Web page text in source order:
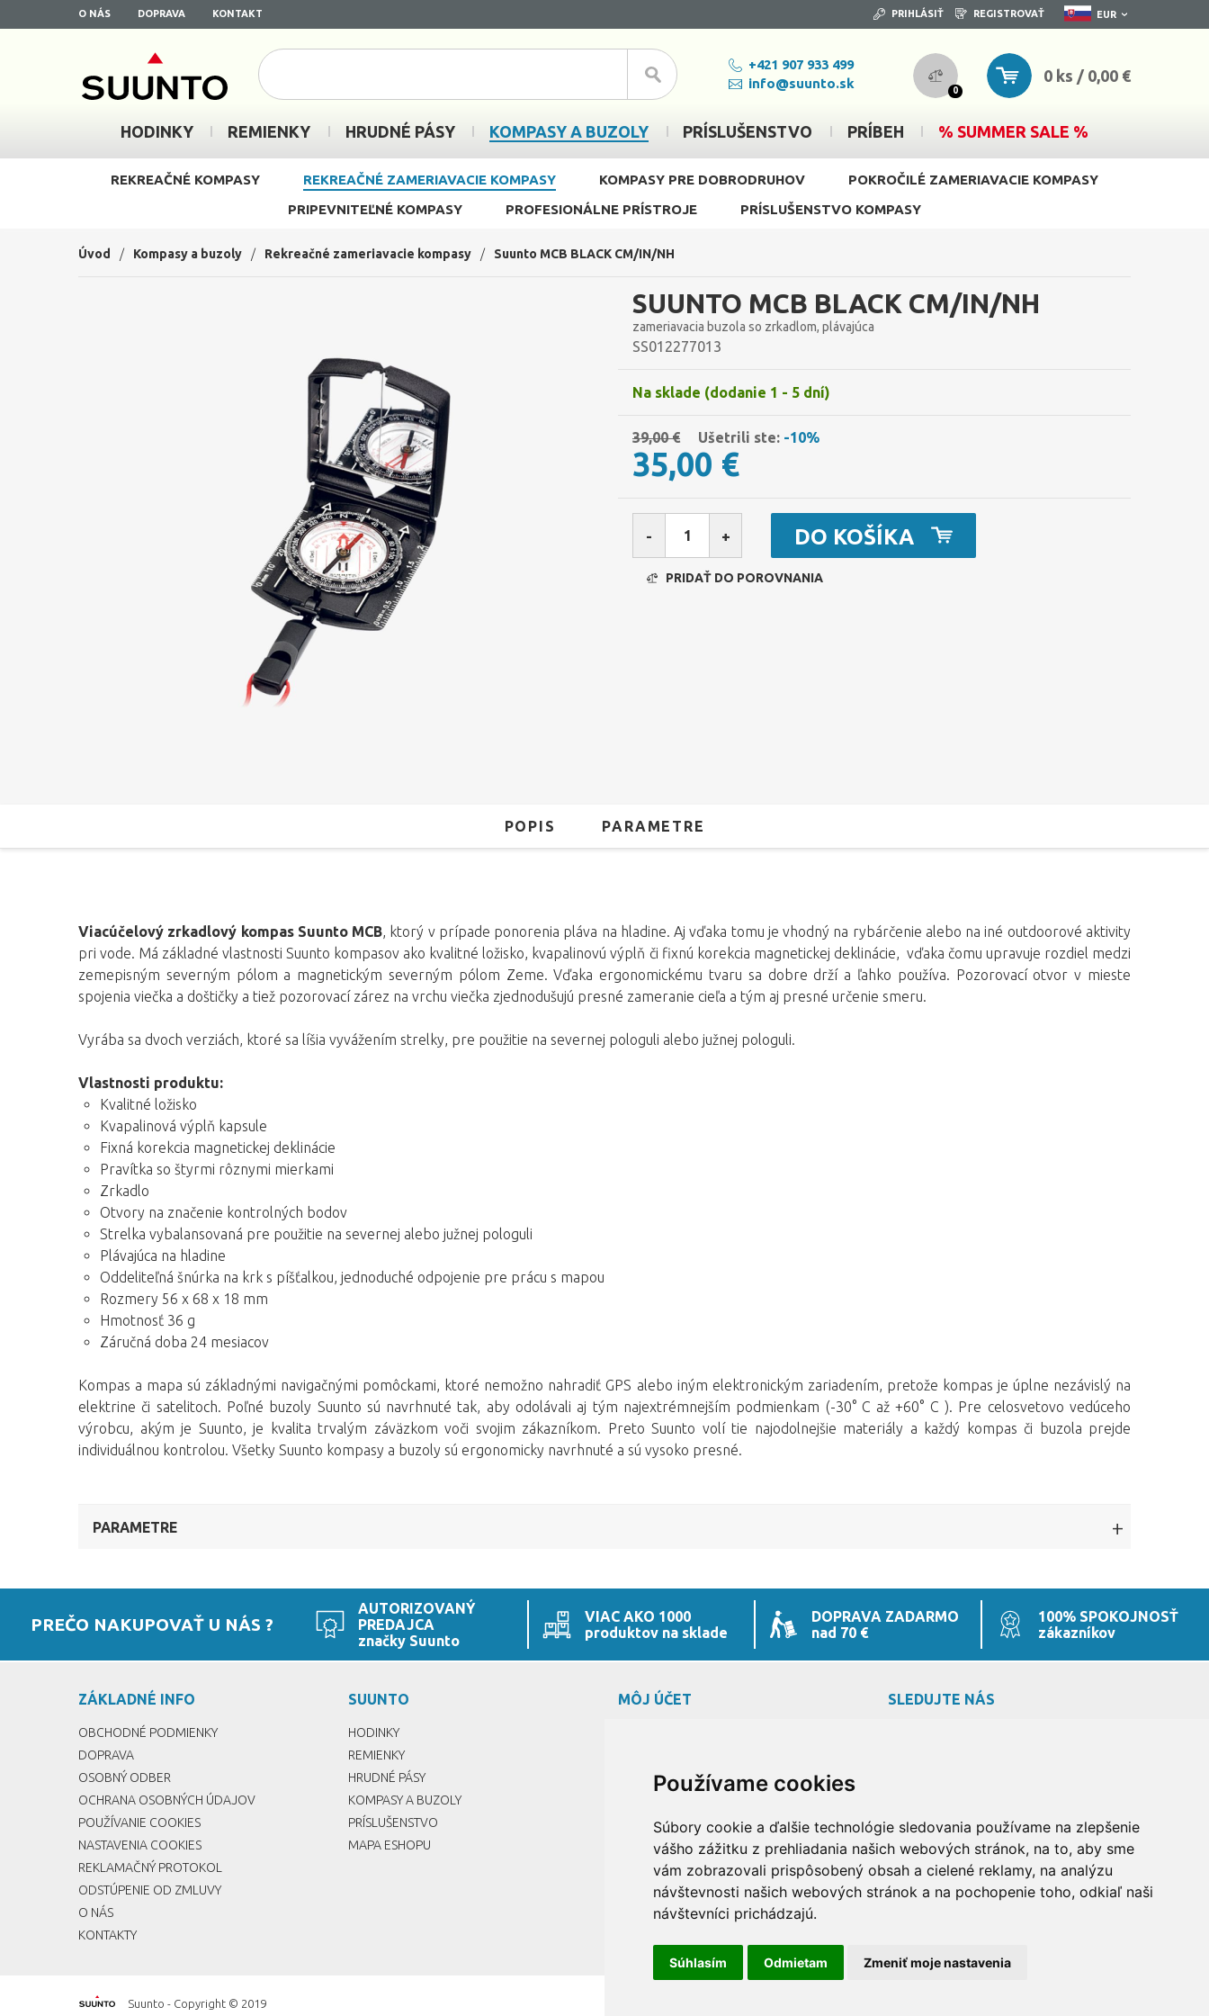
Používame cookies
Súbory cookie a ďalšie technológie sledovania používame na zlepšenie
vášho zážitku z prehliadania našich webových stránok, na to, aby sme
vám zobrazovali prispôsobený obsah a cielené reklamy, na analýzu
návštevnosti našich webových stránok a na pochopenie toho, odkiaľ naši
návštevníci prichádzajú.
Súhlasím Odmietam Zmeniť moje nastavenia
O NÁS DOPRAVA KONTAKT PRIHLÁSIŤ REGISTROVAŤ EUR
+421 907 933 499
info@suunto.sk
0
0 ks / 0,00 €
HODINKY REMIENKY HRUDNÉ PÁSY KOMPASY A BUZOLY PRÍSLUŠENSTVO PRÍBEH % SUMMER SALE %
REKREAČNÉ KOMPASY REKREAČNÉ ZAMERIAVACIE KOMPASY KOMPASY PRE DOBRODRUHOV
POKROČILÉ ZAMERIAVACIE KOMPASY
PRIPEVNITEĽNÉ KOMPASY
PROFESIONÁLNE PRÍSTROJE PRÍSLUŠENSTVO KOMPASY
Úvod / Kompasy a buzoly / Rekreačné zameriavacie kompasy / Suunto MCB BLACK CM/IN/NH
SUUNTO MCB BLACK CM/IN/NH
zameriavacia buzola so zrkadlom, plávajúca
SS012277013
Na sklade (dodanie 1 - 5 dní)
39,00 € Ušetrili ste: -10%
35,00 €
- + DO KOŠÍKA
PRIDAŤ DO POROVNANIA
POPIS PARAMETRE
Viacúčelový zrkadlový kompas Suunto MCB, ktorý v prípade ponorenia pláva na hladine. Aj vďaka tomu je vhodný na rybárčenie alebo na iné outdoorové aktivity
pri vode. Má základné vlastnosti Suunto kompasov ako kvalitné ložisko, kvapalinovú výplň či fixnú korekcia magnetickej deklinácie, vďaka čomu upravuje rozdiel medzi
zemepisným severným pólom a magnetickým severným pólom Zeme. Vďaka ergonomickému tvaru sa dobre drží a ľahko používa. Pozorovací otvor v mieste
spojenia viečka a doštičky a tiež pozorovací zárez na vrchu viečka zjednodušujú presné zameranie cieľa a tým aj presné určenie smeru.
Vyrába sa dvoch verziách, ktoré sa líšia vyvážením strelky, pre použitie na severnej pologuli alebo južnej pologuli.
Vlastnosti produktu:
Kvalitné ložisko
Kvapalinová výplň kapsule
Fixná korekcia magnetickej deklinácie
Pravítka so štyrmi rôznymi mierkami
Zrkadlo
Otvory na značenie kontrolných bodov
Strelka vybalansovaná pre použitie na severnej alebo južnej pologuli
Plávajúca na hladine
Oddeliteľná šnúrka na krk s píšťalkou, jednoduché odpojenie pre prácu s mapou
Rozmery 56 x 68 x 18 mm
Hmotnosť 36 g
Záručná doba 24 mesiacov
Kompas a mapa sú základnými navigačnými pomôckami, ktoré nemožno nahradiť GPS alebo iným elektronickým zariadením, pretože kompas je úplne nezávislý na
elektrine či satelitoch. Poľné buzoly Suunto sú navrhnuté tak, aby odolávali aj tým najextrémnejším podmienkam (-30° C až +60° C ). Pre celosvetovo vedúceho
výrobcu, akým je Suunto, je kvalita trvalým záväzkom voči svojim zákazníkom. Preto Suunto volí tie najodolnejšie materiály a každý kompas či buzola prejde
individuálnou kontrolou. Všetky Suunto kompasy a buzoly sú ergonomicky navrhnuté a sú vysoko presné.
PARAMETRE
PREČO NAKUPOVAŤ U NÁS ?
AUTORIZOVANÝ
PREDAJCA
značky Suunto
VIAC AKO 1000
produktov na sklade
DOPRAVA ZADARMO
nad 70 €
100% SPOKOJNOSŤ
zákazníkov
ZÁKLADNÉ INFO
OBCHODNÉ PODMIENKY
DOPRAVA
OSOBNÝ ODBER
OCHRANA OSOBNÝCH ÚDAJOV
POUŽÍVANIE COOKIES
NASTAVENIA COOKIES
REKLAMAČNÝ PROTOKOL
ODSTÚPENIE OD ZMLUVY
O NÁS
KONTAKTY
SUUNTO
HODINKY
REMIENKY
HRUDNÉ PÁSY
KOMPASY A BUZOLY
PRÍSLUŠENSTVO
MAPA ESHOPU
MÔJ ÚČET
MÔJ ÚČET
SLEDUJTE NÁS
Suunto - Copyright © 2019